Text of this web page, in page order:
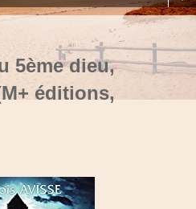
5ème dieu,
éditions,